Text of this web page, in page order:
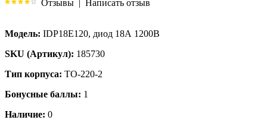
Отзывы | Написать отзыв
Модель: IDP18E120, диод 18А 1200В
SKU (Артикул): 185730
Тип корпуса: TO-220-2
Бонусные баллы: 1
Наличие: 0